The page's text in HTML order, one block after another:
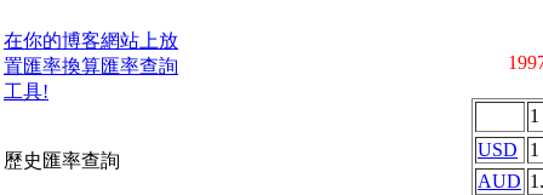
在你的博客網站上放
置匯率換算匯率查詢
工具!
歷史匯率查詢
1
USD
1
AUD